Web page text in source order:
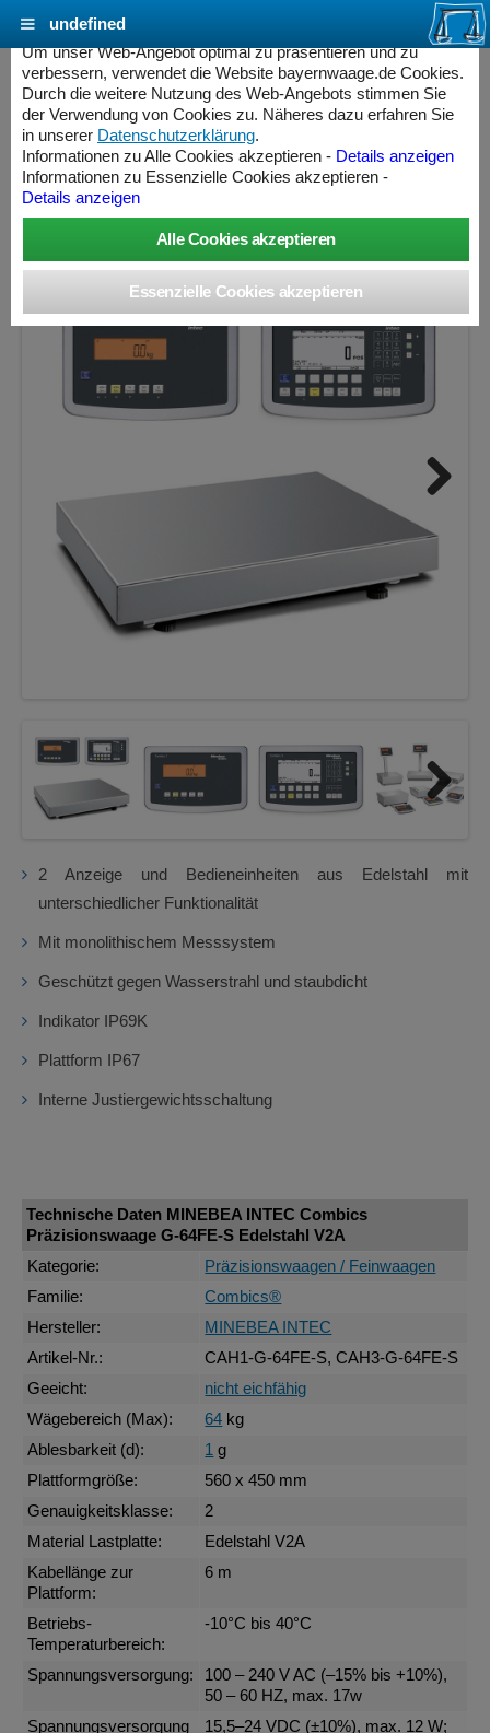
MINEBEA INTEC Combics Präzisionswaage G-
64FE-S Edelstahl V2A
Wägebereich: 64 kg, Ablesbarkeit: 1 g, nicht eichfähig
2 Anzeige und Bedieneinheiten aus Edelstahl mit
unterschiedlicher Funktionalität
Mit monolithischem Messsystem
Geschützt gegen Wasserstrahl und staubdicht
Indikator IP69K
Plattform IP67
Interne Justiergewichtsschaltung
Technische Daten MINEBEA INTEC Combics
Präzisionswaage G-64FE-S Edelstahl V2A
Kategorie:
Präzisionswaagen / Feinwaagen
Familie:
Combics®
Hersteller:
MINEBEA INTEC
Artikel-Nr.:
CAH1-G-64FE-S, CAH3-G-64FE-S
Geeicht:
nicht eichfähig
Wägebereich (Max):
64 kg
Ablesbarkeit (d):
1 g
Plattformgröße:
560 x 450 mm
Genauigkeitsklasse:
2
Material Lastplatte:
Edelstahl V2A
Kabellänge zur
Plattform:
6 m
Betriebs-
Temperaturbereich:
-10°C bis 40°C
Spannungsversorgung:
100 – 240 V AC (–15% bis +10%),
50 – 60 HZ, max. 17w
Spannungsversorgung
15,5–24 VDC (±10%), max. 12 W;
Cookie Einstellungen - bayernwaage.de
Um unser Web-Angebot optimal zu präsentieren und zu
verbessern, verwendet die Website bayernwaage.de Cookies.
Durch die weitere Nutzung des Web-Angebots stimmen Sie
der Verwendung von Cookies zu. Näheres dazu erfahren Sie
in unserer Datenschutzerklärung.
Informationen zu Alle Cookies akzeptieren - Details anzeigen
Informationen zu Essenzielle Cookies akzeptieren -
Details anzeigen
undefined